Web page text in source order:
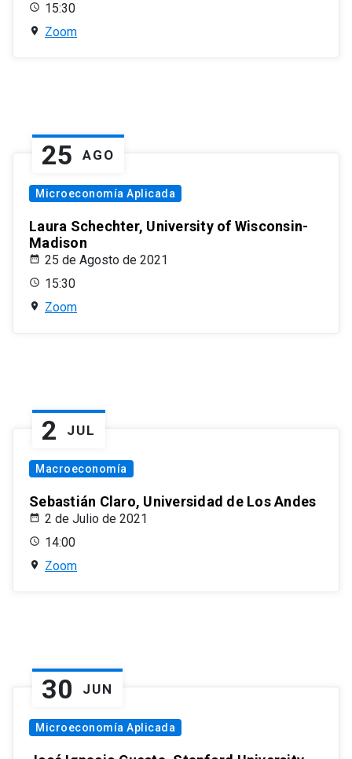
15:30
Zoom
25 AGO
Microeconomía Aplicada
Laura Schechter, University of Wisconsin-
Madison
25 de Agosto de 2021
15:30
Zoom
2 JUL
Macroeconomía
Sebastián Claro, Universidad de Los Andes
2 de Julio de 2021
14:00
Zoom
30 JUN
Microeconomía Aplicada